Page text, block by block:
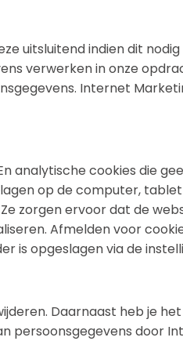
uitsluitend indien dit
verwerken in onze
Internet
cookies die
op de computer,
zorgen ervoor dat de
Afmelden voor
is opgeslagen via de
Daarnaast heb je
persoonsgegevens door